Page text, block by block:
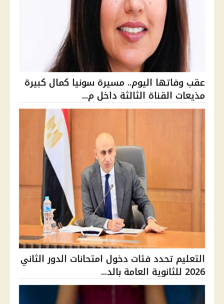
عقب وفاتها اليوم.. مسيرة سونيا كمال كبيرة
مذيعات القناة الثالثة داخل م...
التعليم تحدد فئات دخول امتحانات الدور الثاني
2026 للثانوية العامة بالد...